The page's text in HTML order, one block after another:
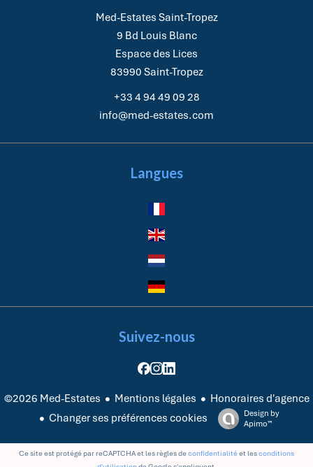
Med-Estates Saint-Tropez
9 Bd Louis Blanc
Espace des Lices
83990 Saint-Tropez
+33 4 94 49 09 28
info@med-estates.com
Langues
Suivez-nous
©2026 Med-Estates Mentions légales
Honoraires d'agence
Changer ses préférences cookies
Design by
Apimo™
Ce site est protégé par reCAPTCHA et les règles deconfidentialitéet lesconditions